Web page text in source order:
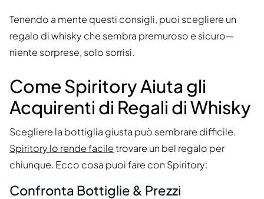
Tenendo a mente questi consigli, puoi scegliere un
regalo di whisky che sembra premuroso e sicuro—
niente sorprese, solo sorrisi.
Come Spiritory Aiuta gli
Acquirenti di Regali di Whisky
Scegliere la bottiglia giusta può sembrare difficile.
Spiritory lo rende faciletrovare un bel regalo per
chiunque. Ecco cosa puoi fare con Spiritory:
Confronta Bottiglie & Prezzi